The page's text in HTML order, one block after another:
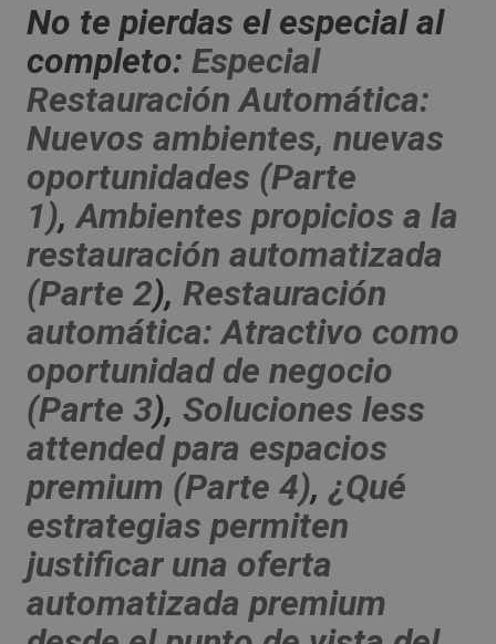
No te pierdas el especial al
completo: Especial
Restauración Automática:
Nuevos ambientes, nuevas
oportunidades (Parte
1),Ambientes propicios a la
restauración automatizada
(Parte 2), Restauración
automática: Atractivo como
oportunidad de negocio
(Parte 3), Soluciones less
attended para espacios
premium (Parte 4),¿Qué
estrategias permiten
justificar una oferta
automatizada premium